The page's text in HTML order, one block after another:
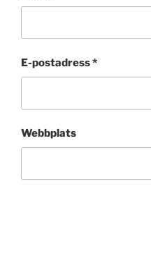
E-postadress*
Webbplats